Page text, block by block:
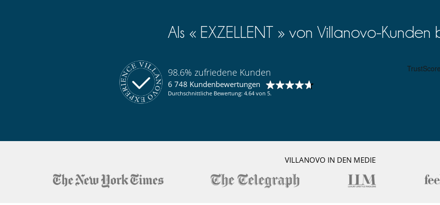
Als « EXZELLENT » von Villanovo-Kunden
98.6% zufriedene Kunden
6 748 Kundenbewertungen
Durchschnittliche Bewertung: 4.64 von 5.
VILLANOVO IN DEN MEDIE